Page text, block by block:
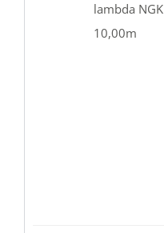
lambda NGK
10,00m